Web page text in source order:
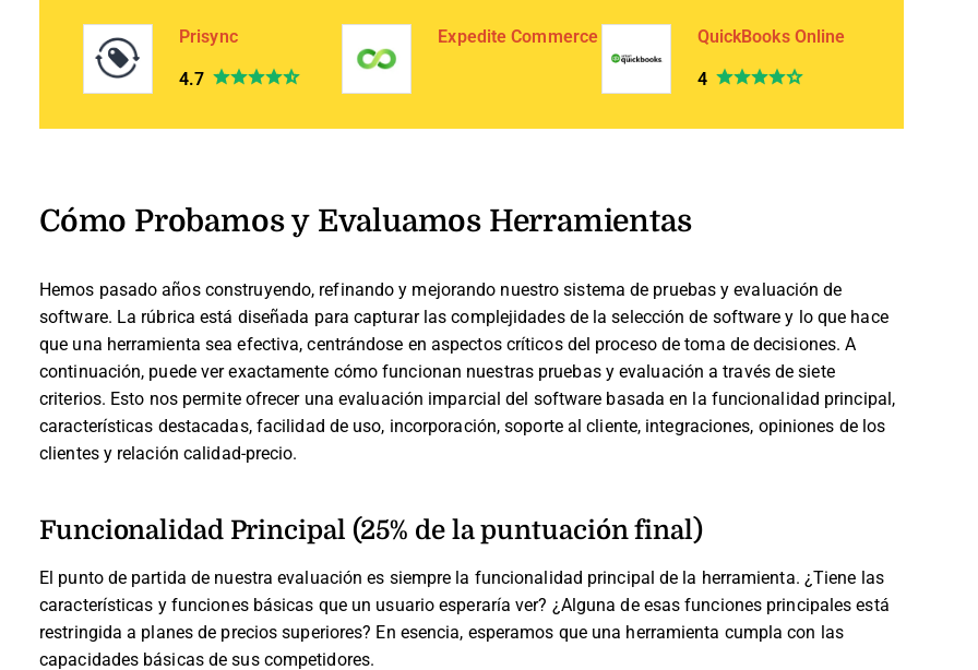
Prisync
4.7
Expedite Commerce QuickBooks Online
4
Cómo Probamos y Evaluamos Herramientas
Hemos pasado años construyendo, refinando y mejorando nuestro sistema de pruebas y evaluación de
software. La rúbrica está diseñada para capturar las complejidades de la selección de software y lo que hace
que una herramienta sea efectiva, centrándose en aspectos críticos del proceso de toma de decisiones. A
continuación, puede ver exactamente cómo funcionan nuestras pruebas y evaluación a través de siete
criterios. Esto nos permite ofrecer una evaluación imparcial del software basada en la funcionalidad principal,
características destacadas, facilidad de uso, incorporación, soporte al cliente, integraciones, opiniones de los
clientes y relación calidad-precio.
Funcionalidad Principal (25% de la puntuación final)
El punto de partida de nuestra evaluación es siempre la funcionalidad principal de la herramienta. ¿Tiene las
características y funciones básicas que un usuario esperaría ver? ¿Alguna de esas funciones principales está
restringida a planes de precios superiores? En esencia, esperamos que una herramienta cumpla con las
capacidades básicas de sus competidores.